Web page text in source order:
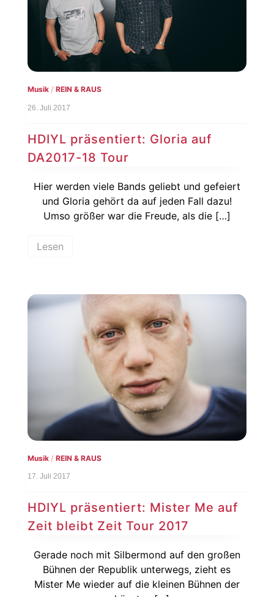
Musik/ REIN & RAUS
26. Juli 2017
HDIYL präsentiert: Gloria auf
DA2017-18 Tour
Hier werden viele Bands geliebt und gefeiert
und Gloria gehört da auf jeden Fall dazu!
Umso größer war die Freude, als die […]
Lesen
Musik/ REIN & RAUS
17. Juli 2017
HDIYL präsentiert: Mister Me auf
Zeit bleibt Zeit Tour 2017
Gerade noch mit Silbermond auf den großen
Bühnen der Republik unterwegs, zieht es
Mister Me wieder auf die kleinen Bühnen der